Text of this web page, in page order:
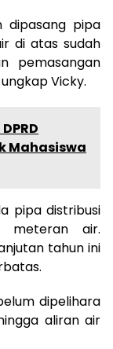
dipasang pipa
di atas sudah
pemasangan
Vicky.
Mahasiswa
pipa distribusi
meteran air.
tahun ini
dipelihara
aliran air